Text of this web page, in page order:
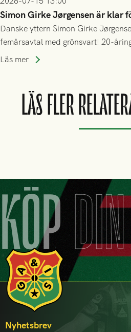
Simon Girke Jørgensen är klar
Danske yttern Simon Girke
femårsavtal med grönsvart! 20-
spel i färöiska Skála IF.
Läs mer
LÄS FLER
KÖP
Nyhetsbrev